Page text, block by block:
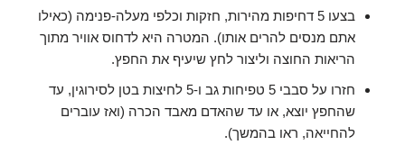
בצעו 5 דחיפות מהירות, חזקות וכלפי מעלה-פנימה (כאילו
אתם מנסים להרים אותו). המטרה היא לדחוס אוויר מתוך
הריאות החוצה וליצור לחץ שיעיף את החפץ.
חזרו על סבבי 5 טפיחות גב ו-5 לחיצות בטן לסירוגין, עד
שהחפץ יוצא, או עד שהאדם מאבד הכרה (ואז עוברים
להחייאה, ראו בהמשך).